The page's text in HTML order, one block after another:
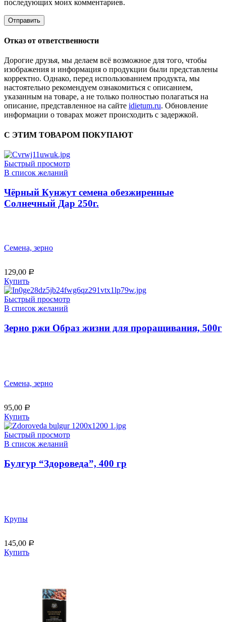
последующих моих комментариев.
Отказ от ответственности
Дорогие друзья, мы делаем всё возможное для того, чтобы
изображения и информация о продукции были представлены
корректно. Однако, перед использованием продукта, мы
настоятельно рекомендуем ознакомиться с описанием,
указанным на товаре, а не только полностью полагаться на
описание, представленное на сайте idietum.ru. Обновление
информации о товарах может происходить с задержкой.
С ЭТИМ ТОВАРОМ ПОКУПАЮТ
Быстрый просмотр
В список желаний
Чёрный Кунжут семена обезжиренные
Солнечный Дар 250г.
Семена, зерно
129,00 Р
Купить
Быстрый просмотр
В список желаний
Зерно ржи Образ жизни для проращивания, 500г
Семена, зерно
95,00 Р
Купить
Быстрый просмотр
В список желаний
Булгур “Здороведа”, 400 гр
Крупы
145,00 Р
Купить